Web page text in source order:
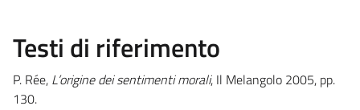
Testi di riferimento
P. Rée, L’origine dei sentimenti morali, Il Melangolo 2005, pp.
130.